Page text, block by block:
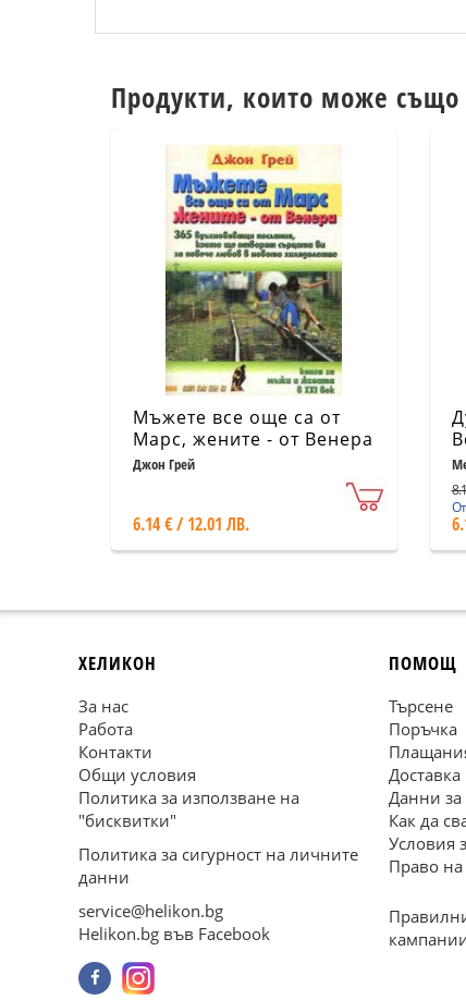
Продукти, които може също
Мъжете все още са от
Марс, жените - от Венера
Джон Грей
6.14 € / 12.01 ЛВ.
ХЕЛИКОН
За нас
Работа
Контакти
Общи условия
Политика за използване на
"бисквитки"
Политика за сигурност на личните
данни
service@helikon.bg
Helikon.bg във Facebook
ПОМОЩ
Търсене
Поръчка
Доставка
Данни за
Как да
Условия
Право на